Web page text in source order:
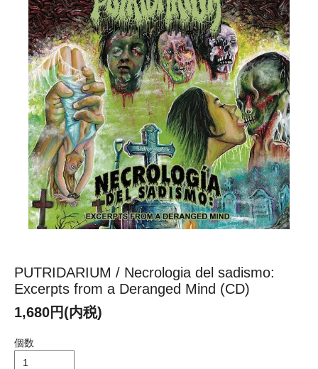
PUTRIDARIUM / Necrologia del sadismo:
Excerpts from a Deranged Mind (CD)
1,680円(内税)
個数